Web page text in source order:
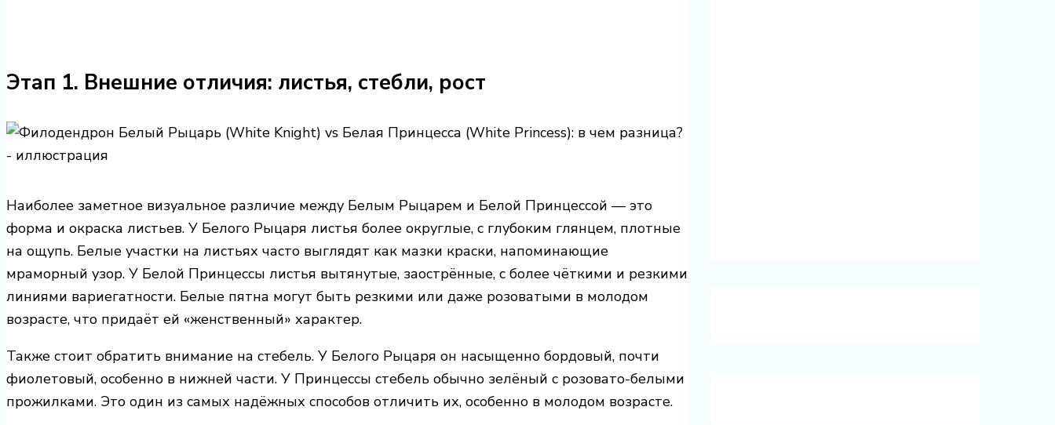
Этап 1. Внешние отличия: листья, стебли, рост
Наиболее заметное визуальное различие между Белым Рыцарем и Белой Принцессой — это
форма и окраска листьев. У Белого Рыцаря листья более округлые, с глубоким глянцем, плотные
на ощупь. Белые участки на листьях часто выглядят как мазки краски, напоминающие
мраморный узор. У Белой Принцессы листья вытянутые, заострённые, с более чёткими и резкими
линиями вариегатности. Белые пятна могут быть резкими или даже розоватыми в молодом
возрасте, что придаёт ей «женственный» характер.
Также стоит обратить внимание на стебель. У Белого Рыцаря он насыщенно бордовый, почти
фиолетовый, особенно в нижней части. У Принцессы стебель обычно зелёный с розовато-белыми
прожилками. Это один из самых надёжных способов отличить их, особенно в молодом возрасте.